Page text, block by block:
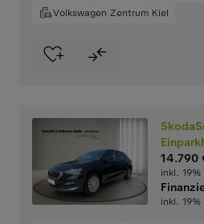
Volkswagen Zentrum Kiel
14.790
inkl.
inkl.